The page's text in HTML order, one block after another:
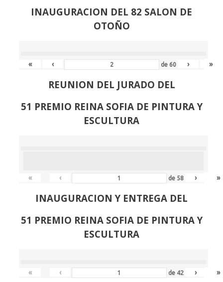
INAUGURACION DEL 82 SALON DE
OTOÑO
« ‹ de 60 › »
REUNION DEL JURADO DEL
51 PREMIO REINA SOFIA DE PINTURA Y
ESCULTURA
« ‹ de 58 › »
INAUGURACION Y ENTREGA DEL
51 PREMIO REINA SOFIA DE PINTURA Y
ESCULTURA
« ‹ de 42 › »